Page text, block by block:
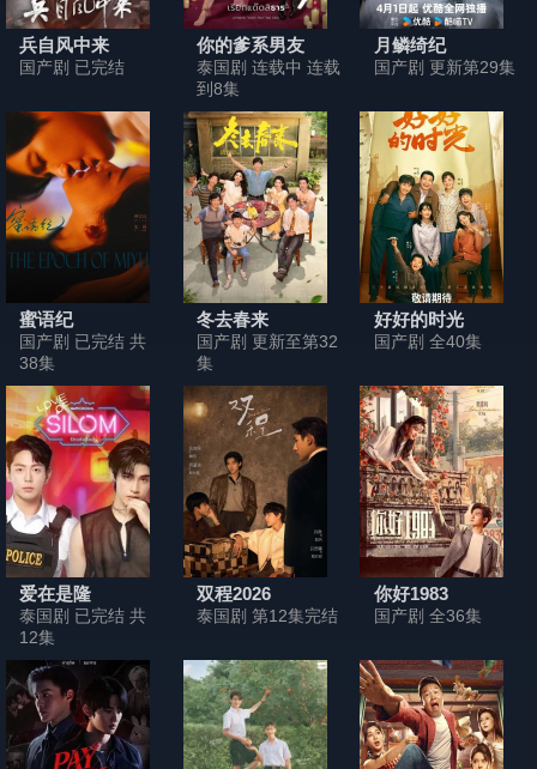
兵自风中来
国产剧 已完结
你的爹系男友
泰国剧 连载中 连载
到8集
月鳞绮纪
国产剧 更新第29集
蜜语纪
国产剧 已完结 共
38集
冬去春来
国产剧 更新至第32
集
好好的时光
国产剧 全40集
爱在是隆
泰国剧 已完结 共
12集
双程2026
泰国剧 第12集完结
你好1983
国产剧 全36集